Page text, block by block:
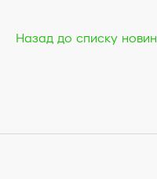
Назад до списку новин